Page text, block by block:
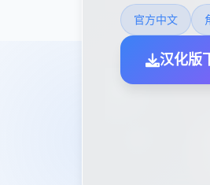
官方中文
汉化版